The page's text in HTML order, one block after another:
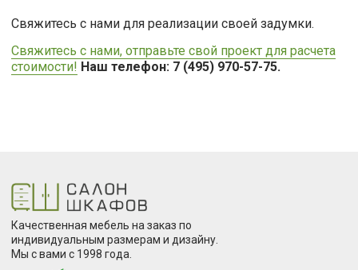
Свяжитесь с нами для реализации своей задумки.
Свяжитесь с нами, отправьте свой проект для расчета
стоимости! Наш телефон: 7 (495) 970-57-75.
Качественная мебель на заказ по
индивидуальным размерам и дизайну.
Мы с вами с 1998 года.